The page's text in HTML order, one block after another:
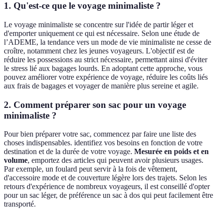
1. Qu'est-ce que le voyage minimaliste ?
Le voyage minimaliste se concentre sur l'idée de partir léger et
d'emporter uniquement ce qui est nécessaire. Selon une étude de
l’ADEME, la tendance vers un mode de vie minimaliste ne cesse de
croître, notamment chez les jeunes voyageurs. L'objectif est de
réduire les possessions au strict nécessaire, permettant ainsi d'éviter
le stress lié aux bagages lourds. En adoptant cette approche, vous
pouvez améliorer votre expérience de voyage, réduire les coûts liés
aux frais de bagages et voyager de manière plus sereine et agile.
2. Comment préparer son sac pour un voyage
minimaliste ?
Pour bien préparer votre sac, commencez par faire une liste des
choses indispensables. identifiez vos besoins en fonction de votre
destination et de la durée de votre voyage. Mesurée en poids et en
volume, emportez des articles qui peuvent avoir plusieurs usages.
Par exemple, un foulard peut servir à la fois de vêtement,
d'accessoire mode et de couverture légère lors des trajets. Selon les
retours d'expérience de nombreux voyageurs, il est conseillé d'opter
pour un sac léger, de préférence un sac à dos qui peut facilement être
transporté.